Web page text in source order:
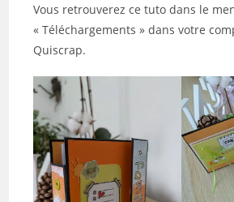
Vous retrouverez ce tuto dans le
« Téléchargements » dans votre
Quiscrap.